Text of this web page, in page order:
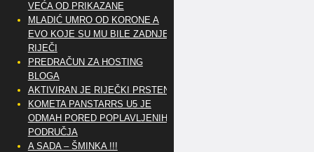
VEĆA OD PRIKAZANE
MLADIĆ UMRO OD KORONE A
EVO KOJE SU MU BILE ZADNJE
RIJEČI
PREDRAČUN ZA HOSTING
BLOGA
AKTIVIRAN JE RIJEČKI PRSTEN
KOMETA PANSTARRS U5 JE
ODMAH PORED POPLAVLJENIH
PODRUČJA
A SADA – ŠMINKA !!!